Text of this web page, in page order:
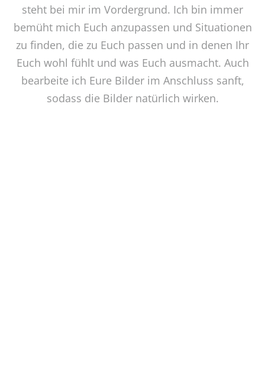
steht bei mir im Vordergrund. Ich bin immer
bemüht mich Euch anzupassen und Situationen
zu finden, die zu Euch passen und in denen Ihr
Euch wohl fühlt und was Euch ausmacht. Auch
bearbeite ich Eure Bilder im Anschluss sanft,
sodass die Bilder natürlich wirken.